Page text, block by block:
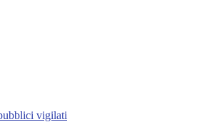
vigilati